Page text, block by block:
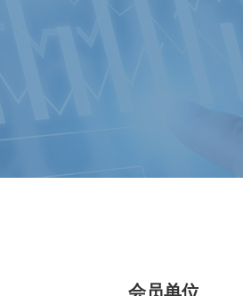
会员单位